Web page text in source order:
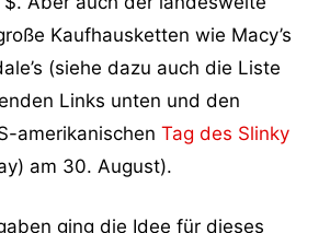
Kaufhausketten wie Macy’s
(siehe dazu auch die Liste
Links unten und den
amerikanischen Tag des Slinky
am 30. August).
ging die Idee für dieses